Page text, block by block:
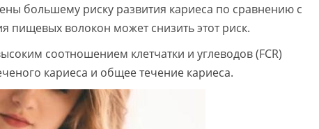
большему риску развития кариеса по сравнению с
пищевых волокон может снизить этот риск.
соотношением клетчатки и углеводов (FCR)
кариеса и общее течение кариеса.